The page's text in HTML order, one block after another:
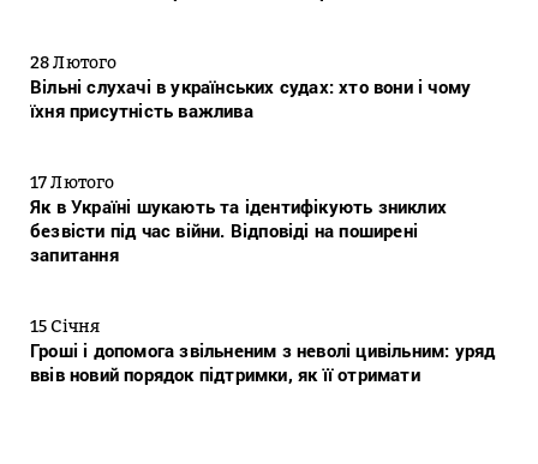
28 Лютого
Вільні слухачі в українських судах: хто вони і чому
їхня присутність важлива
17 Лютого
Як в Україні шукають та ідентифікують зниклих
безвісти під час війни. Відповіді на поширені
запитання
15 Січня
Гроші і допомога звільненим з неволі цивільним: уряд
ввів новий порядок підтримки, як її отримати